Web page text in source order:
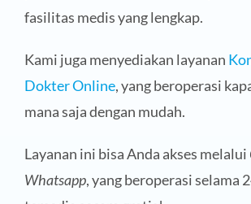
fasilitas medis yang lengkap.
Kami juga menyediakan layanan
Dokter Online, yang beroperasi
mana saja dengan mudah.
Layanan ini bisa Anda akses melalui
Whatsapp, yang beroperasi selama